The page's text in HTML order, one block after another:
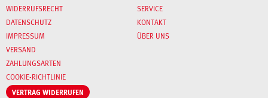
WIDERRUFSRECHT
DATENSCHUTZ
IMPRESSUM
VERSAND
ZAHLUNGSARTEN
COOKIE-RICHTLINIE
VERTRAG WIDERRUFEN
SERVICE
KONTAKT
ÜBER UNS